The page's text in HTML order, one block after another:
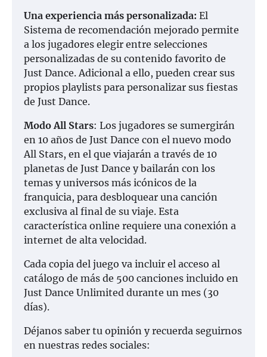
Una experiencia más personalizada: El
Sistema de recomendación mejorado permite
a los jugadores elegir entre selecciones
personalizadas de su contenido favorito de
Just Dance. Adicional a ello, pueden crear sus
propios playlists para personalizar sus fiestas
de Just Dance.
Modo All Stars: Los jugadores se sumergirán
en 10 años de Just Dance con el nuevo modo
All Stars, en el que viajarán a través de 10
planetas de Just Dance y bailarán con los
temas y universos más icónicos de la
franquicia, para desbloquear una canción
exclusiva al final de su viaje. Esta
característica online requiere una conexión a
internet de alta velocidad.
Cada copia del juego va incluir el acceso al
catálogo de más de 500 canciones incluido en
Just Dance Unlimited durante un mes (30
días).
Déjanos saber tu opinión y recuerda seguirnos
en nuestras redes sociales: